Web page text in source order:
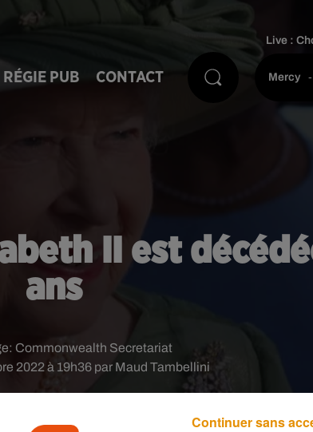
RÉGIE PUB CONTACT
Live :
Mercy -
II est
ans
2022 à 19h36 par Maud Tambellini
Commonwealth Secretariat
Continuer sans